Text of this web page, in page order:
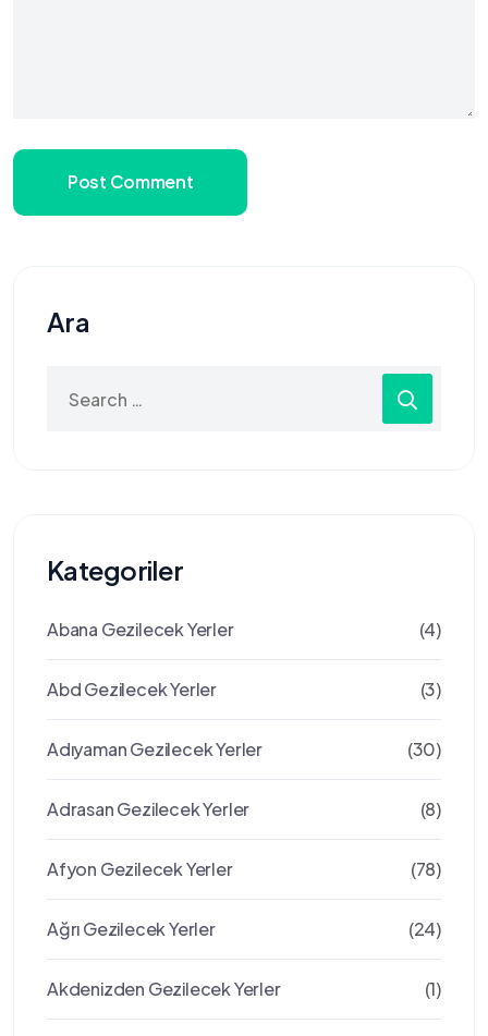
Post Comment
Ara
for:
Kategoriler
Abana Gezilecek Yerler (4)
Abd Gezilecek Yerler (3)
Adıyaman Gezilecek Yerler (30)
Adrasan Gezilecek Yerler (8)
Afyon Gezilecek Yerler (78)
Ağrı Gezilecek Yerler (24)
Akdenizden Gezilecek Yerler (1)